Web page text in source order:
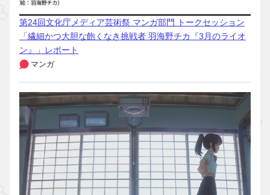
第24回文化庁メディア芸術祭 マンガ部門 トークセッション
「繊細かつ大胆な飽くなき挑戦者 羽海野チカ『3月のライオ
ン』」レポート
マンガ